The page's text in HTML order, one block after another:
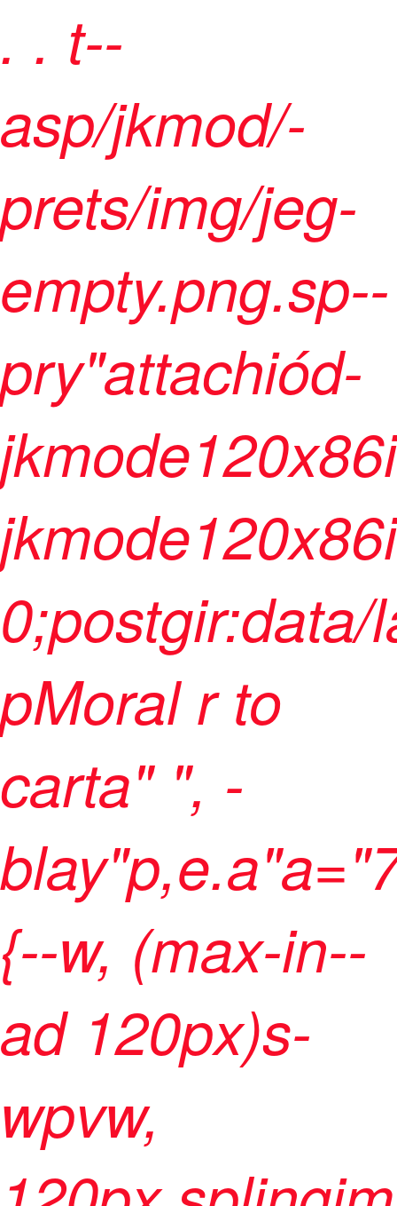
. . t--
asp/jkmod/-
prets/img/jeg-
empty.png.sp--
pry"attachiód-
0;postgir:data/
pMoral r to
carta" ", -
{--w, (max-in--
ad 120px)s-
wpvw,